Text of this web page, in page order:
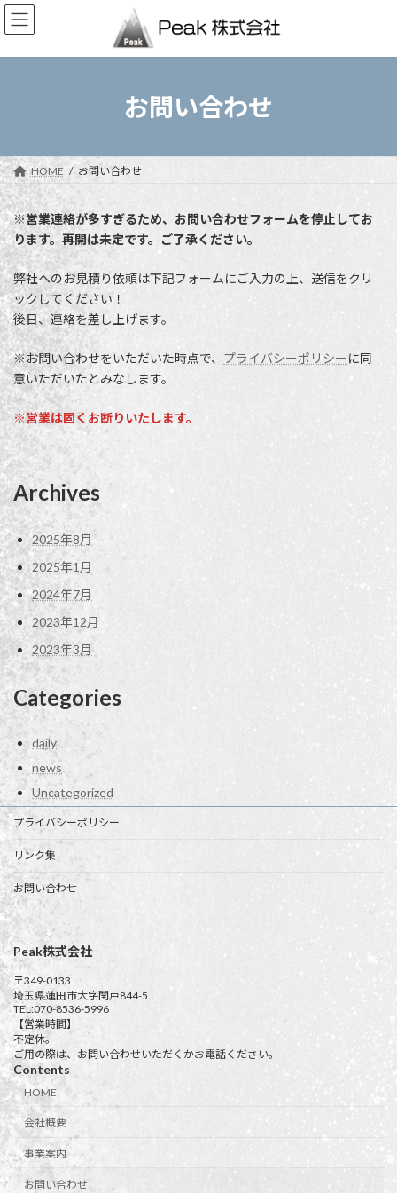
コ
ン
ン
プ
ナ
ビ
ー
動
お問い合わせ
HOME お問い合わせ
※営業連絡が多すぎるため、お問い合わせフォームを停止してお
ります。再開は未定です。ご了承ください。
弊社へのお見積り依頼は下記フォームにご入力の上、送信をクリ
ックしてください！
後日、連絡を差し上げます。
※お問い合わせをいただいた時点で、 プライバシーポリシーに同
意いただいたとみなします。
※営業は固くお断りいたします。
Archives
2025年8月
2025年1月
2024年7月
2023年12月
2023年3月
Categories
daily
news
Uncategorized
プライバシーポリシー
リンク集
お問い合わせ
Peak株式会社
〒349-0133
埼玉県蓮田市大字閏戸844-5
TEL:070-8536-5996
【営業時間】
不定休。
ご用の際は、お問い合わせいただくかお電話ください。
Contents
HOME
会社概要
事業案内
お問い合わせ